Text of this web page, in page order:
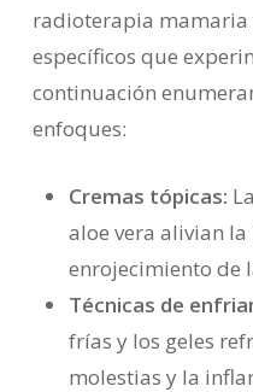
radioterapia mamaria
específicos que
continuación
enfoques:
Cremas tópicas:
aloe vera alivian
enrojecimiento de
Técnicas de
frías y los geles
molestias y la